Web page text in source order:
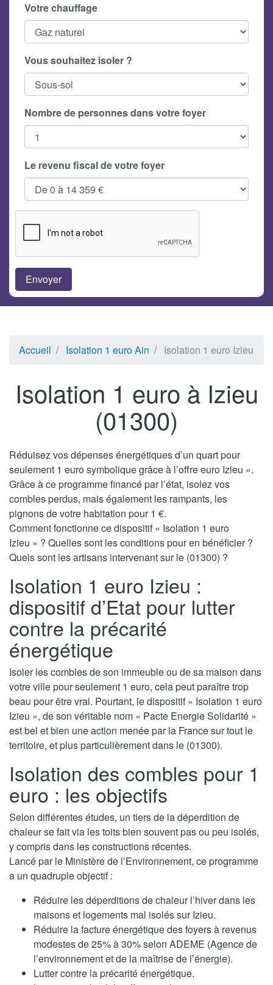
Votre chauffage
Vous souhaitez isoler ?
Nombre de personnes dans votre foyer
Le revenu fiscal de votre foyer
Accueil Isolation 1 euro Ain Isolation 1 euro Izieu
Isolation 1 euro à Izieu
(01300)
Réduisez vos dépenses énergétiques d’un quart pour
seulement 1 euro symbolique grâce à l’offre euro Izieu ».
Grâce à ce programme financé par l’état, isolez vos
combles perdus, mais également les rampants, les
pignons de votre habitation pour 1 €.
Comment fonctionne ce dispositif « Isolation 1 euro
Izieu » ? Quelles sont les conditions pour en bénéficier ?
Quels sont les artisans intervenant sur le (01300) ?
Isolation 1 euro Izieu :
dispositif d’Etat pour lutter
contre la précarité
énergétique
Isoler les combles de son immeuble ou de sa maison dans
votre ville pour seulement 1 euro, cela peut paraître trop
beau pour être vrai. Pourtant, le dispositif « Isolation 1 euro
Izieu », de son véritable nom « Pacte Energie Solidarité »
est bel et bien une action menée par la France sur tout le
territoire, et plus particulièrement dans le (01300).
Isolation des combles pour 1
euro : les objectifs
Selon différentes études, un tiers de la déperdition de
chaleur se fait via les toits bien souvent pas ou peu isolés,
y compris dans les constructions récentes.
Lancé par le Ministère de l’Environnement, ce programme
a un quadruple objectif :
Réduire les déperditions de chaleur l’hiver dans les
maisons et logements mal isolés sur Izieu.
Réduire la facture énergétique des foyers à revenus
modestes de 25% à 30% selon ADEME (Agence de
l’environnement et de la maîtrise de l’énergie).
Lutter contre la précarité énergétique.